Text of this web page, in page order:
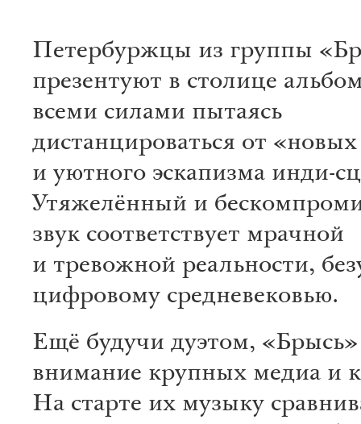
Петербуржцы из группы
презентуют в столице
всеми силами пытаясь
дистанцироваться от
и уютного эскапизма инди-
Утяжелённый и
звук соответствует мрачной
и тревожной реальности,
цифровому средневековью.
Ещё будучи дуэтом, «Брысь»
внимание крупных медиа и
На старте их музыку